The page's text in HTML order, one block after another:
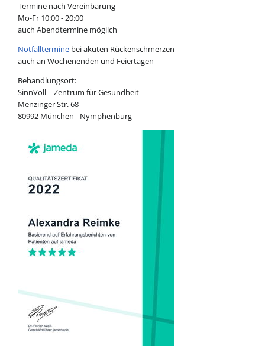
Termine nach Vereinbarung
Mo-Fr 10:00 - 20:00
auch Abendtermine möglich
Notfallterminebei akuten Rückenschmerzen
auch an Wochenenden und Feiertagen
Behandlungsort:
SinnVoll – Zentrum für Gesundheit
Menzinger Str. 68
80992 München - Nymphenburg